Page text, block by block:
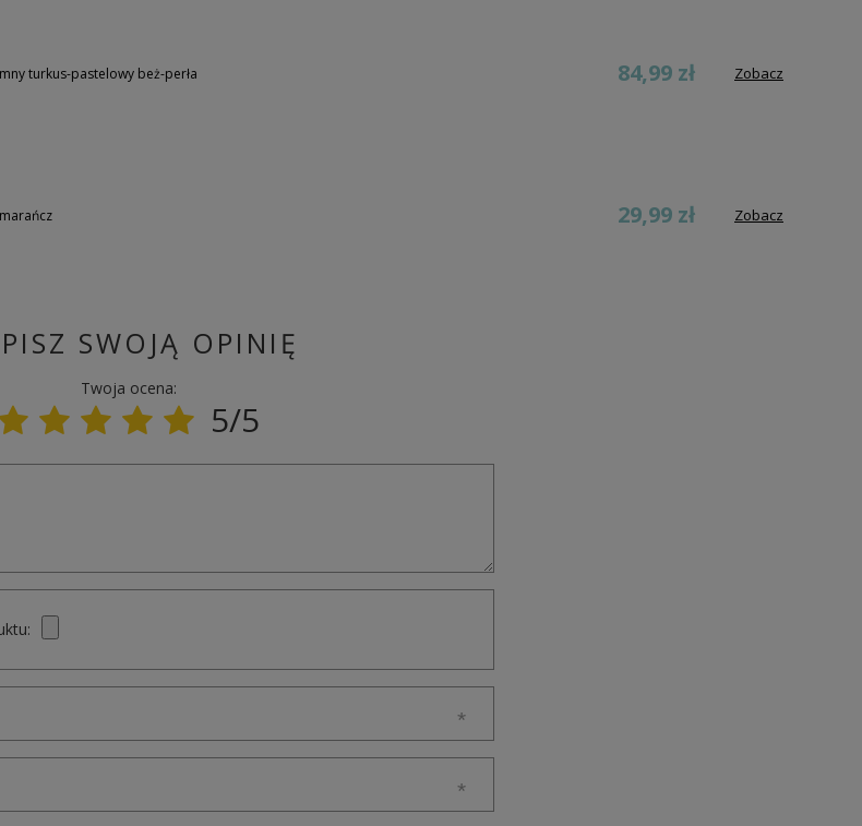
turkus-pastelowy beż-perła 84,99 zł Zobacz
29,99 zł Zobacz
SWOJĄ OPINIĘ
Twoja ocena:
5/5